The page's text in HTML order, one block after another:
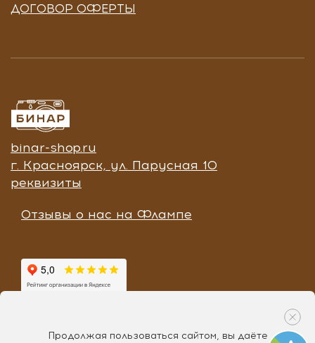
ДОГОВОР ОФЕРТЫ
binar-shop.ru
г. Красноярск, ул. Парусная 10
реквизиты
Отзывы о нас на Флампе
Продолжая пользоваться сайтом, вы даёте